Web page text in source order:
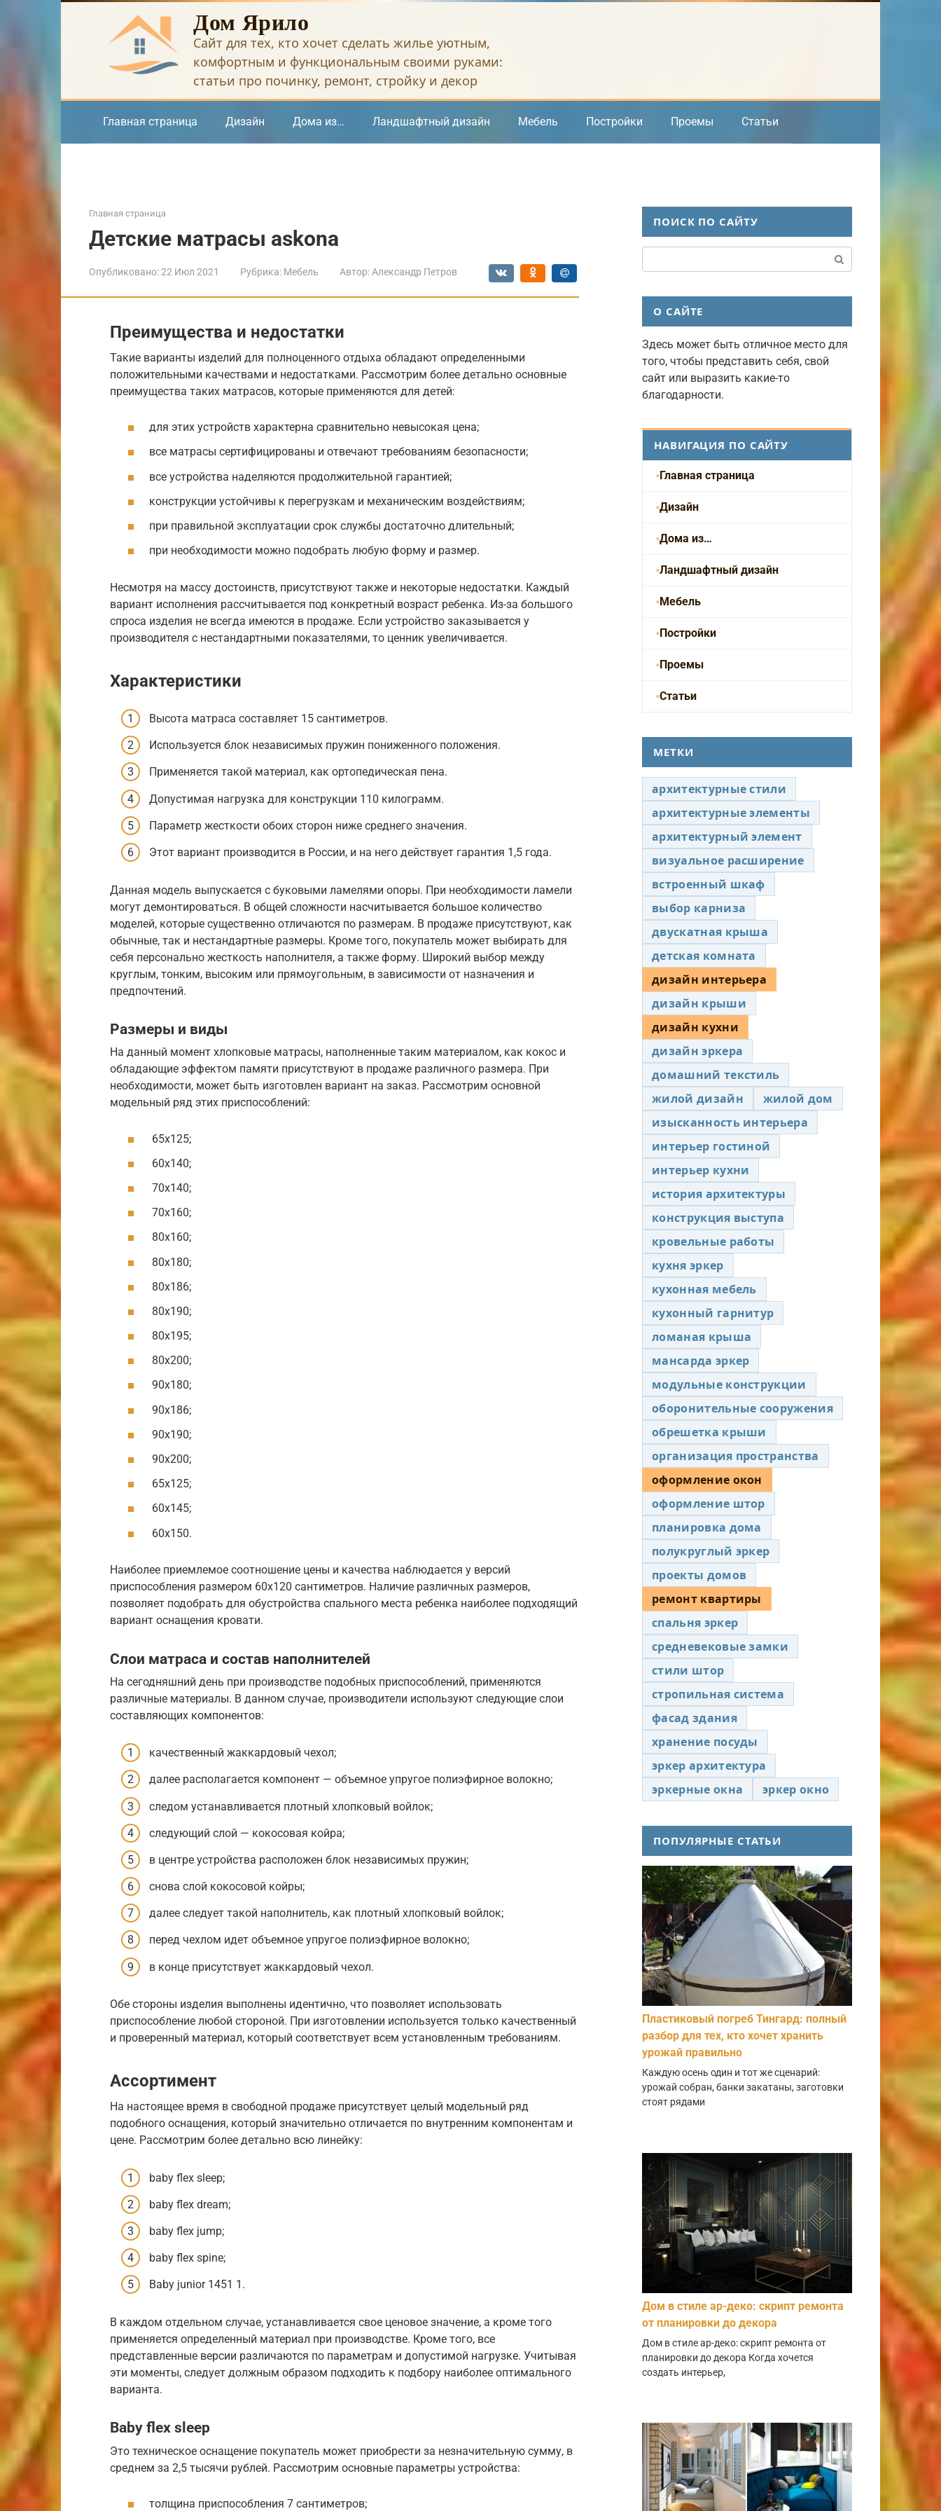
Дом Ярило
Сайт для тех, кто хочет сделать жилье уютным,
комфортным и функциональным своими руками:
статьи про починку, ремонт, стройку и декор
Главная страница Дизайн Дома из… Ландшафтный дизайн Мебель Постройки Проемы Статьи
Главная страница
Детские матрасы askona
Опубликовано:22 Июл 2021 Рубрика: Мебель Автор: Александр Петров
Преимущества и недостатки
Такие варианты изделий для полноценного отдыха обладают определенными
положительными качествами и недостатками. Рассмотрим более детально основные
преимущества таких матрасов, которые применяются для детей:
для этих устройств характерна сравнительно невысокая цена;
все матрасы сертифицированы и отвечают требованиям безопасности;
все устройства наделяются продолжительной гарантией;
конструкции устойчивы к перегрузкам и механическим воздействиям;
при правильной эксплуатации срок службы достаточно длительный;
при необходимости можно подобрать любую форму и размер.
Несмотря на массу достоинств, присутствуют также и некоторые недостатки. Каждый
вариант исполнения рассчитывается под конкретный возраст ребенка. Из-за большого
спроса изделия не всегда имеются в продаже. Если устройство заказывается у
производителя с нестандартными показателями, то ценник увеличивается.
Характеристики
Высота матраса составляет 15 сантиметров.
Используется блок независимых пружин пониженного положения.
Применяется такой материал, как ортопедическая пена.
Допустимая нагрузка для конструкции 110 килограмм.
Параметр жесткости обоих сторон ниже среднего значения.
Этот вариант производится в России, и на него действует гарантия 1,5 года.
Данная модель выпускается с буковыми ламелями опоры. При необходимости ламели
могут демонтироваться. В общей сложности насчитывается большое количество
моделей, которые существенно отличаются по размерам. В продаже присутствуют, как
обычные, так и нестандартные размеры. Кроме того, покупатель может выбирать для
себя персонально жесткость наполнителя, а также форму. Широкий выбор между
круглым, тонким, высоким или прямоугольным, в зависимости от назначения и
предпочтений.
Размеры и виды
На данный момент хлопковые матрасы, наполненные таким материалом, как кокос и
обладающие эффектом памяти присутствуют в продаже различного размера. При
необходимости, может быть изготовлен вариант на заказ. Рассмотрим основной
модельный ряд этих приспособлений:
65х125;
60х140;
70х140;
70х160;
80х160;
80х180;
80х186;
80х190;
80х195;
80х200;
90х180;
90х186;
90х190;
90х200;
65х125;
60х145;
60х150.
Наиболее приемлемое соотношение цены и качества наблюдается у версий
приспособления размером 60х120 сантиметров. Наличие различных размеров,
позволяет подобрать для обустройства спального места ребенка наиболее подходящий
вариант оснащения кровати.
Слои матраса и состав наполнителей
На сегодняшний день при производстве подобных приспособлений, применяются
различные материалы. В данном случае, производители используют следующие слои
составляющих компонентов:
качественный жаккардовый чехол;
далее располагается компонент — объемное упругое полиэфирное волокно;
следом устанавливается плотный хлопковый войлок;
следующий слой — кокосовая койра;
в центре устройства расположен блок независимых пружин;
снова слой кокосовой койры;
далее следует такой наполнитель, как плотный хлопковый войлок;
перед чехлом идет объемное упругое полиэфирное волокно;
в конце присутствует жаккардовый чехол.
Обе стороны изделия выполнены идентично, что позволяет использовать
приспособление любой стороной. При изготовлении используется только качественный
и проверенный материал, который соответствует всем установленным требованиям.
Ассортимент
На настоящее время в свободной продаже присутствует целый модельный ряд
подобного оснащения, который значительно отличается по внутренним компонентам и
цене. Рассмотрим более детально всю линейку:
baby flex sleep;
baby flex dream;
baby flex jump;
baby flex spine;
Baby junior 1451 1.
В каждом отдельном случае, устанавливается свое ценовое значение, а кроме того
применяется определенный материал при производстве. Кроме того, все
представленные версии различаются по параметрам и допустимой нагрузке. Учитывая
эти моменты, следует должным образом подходить к подбору наиболее оптимального
варианта.
Baby flex sleep
Это техническое оснащение покупатель может приобрести за незначительную сумму, в
среднем за 2,5 тысячи рублей. Рассмотрим основные параметры устройства:
толщина приспособления 7 сантиметров;
ПОИСК ПО САЙТУ
О САЙТЕ
Здесь может быть отличное место для
того, чтобы представить себя, свой
сайт или выразить какие-то
благодарности.
НАВИГАЦИЯ ПО САЙТУ
Главная страница
Дизайн
Дома из…
Ландшафтный дизайн
Мебель
Постройки
Проемы
Статьи
МЕТКИ
архитектурные стили
архитектурные элементы
архитектурный элемент
визуальное расширение
встроенный шкаф
выбор карниза
двускатная крыша
детская комната
дизайн интерьера
дизайн крыши
дизайн кухни
дизайн эркера
домашний текстиль
жилой дизайн
жилой дом
изысканность интерьера
интерьер гостиной
интерьер кухни
история архитектуры
конструкция выступа
кровельные работы
кухня эркер
кухонная мебель
кухонный гарнитур
ломаная крыша
мансарда эркер
модульные конструкции
оборонительные сооружения
обрешетка крыши
организация пространства
оформление окон
оформление штор
планировка дома
полукруглый эркер
проекты домов
ремонт квартиры
спальня эркер
средневековые замки
стили штор
стропильная система
фасад здания
хранение посуды
эркер архитектура
эркерные окна
эркер окно
ПОПУЛЯРНЫЕ СТАТЬИ
Пластиковый погреб Тингард: полный
разбор для тех, кто хочет хранить
урожай правильно
Каждую осень один и тот же сценарий:
урожай собран, банки закатаны, заготовки
стоят рядами
Дом в стиле ар-деко: скрипт ремонта
от планировки до декора
Дом в стиле ар-деко: скрипт ремонта от
планировки до декора Когда хочется
создать интерьер,